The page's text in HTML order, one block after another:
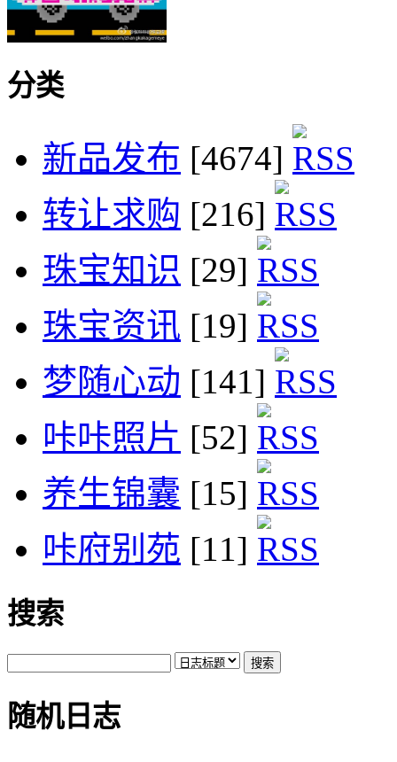
分类
新品发布 [4674]
转让求购 [216]
珠宝知识 [29]
珠宝资讯 [19]
梦随心动 [141]
咔咔照片 [52]
养生锦囊 [15]
咔府别苑 [11]
搜索
随机日志